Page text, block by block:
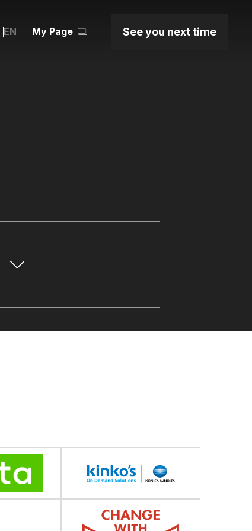
EN See you next time
My Page